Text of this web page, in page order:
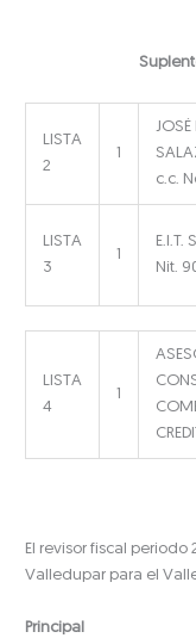
LISTA
2
1
JOSÉ
c.c.
LISTA
3
1
E.I.T.
Nit.
LISTA
4
El revisor fiscal
Valledupar para el